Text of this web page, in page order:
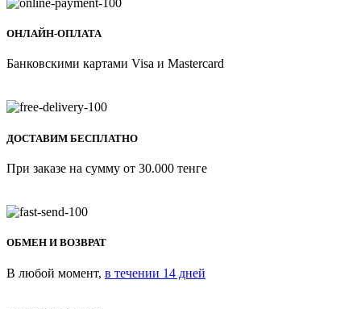
ОНЛАЙН-ОПЛАТА
Банковскими картами Visa и Mastercard
ДОСТАВИМ БЕСПЛАТНО
При заказе на сумму от 30.000 тенге
ОБМЕН И ВОЗВРАТ
В любой момент, в течении 14 дней